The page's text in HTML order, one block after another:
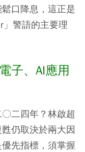
口降息，這正是
」警語的主要理
子、AI應用
二四年？林啟超
仍取決於兩大因
先指標，須掌握